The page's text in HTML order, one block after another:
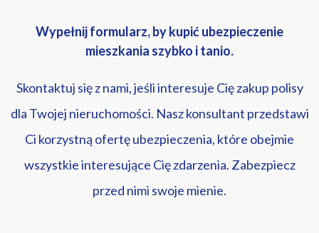
Wypełnij formularz, by kupić ubezpieczenie
mieszkania szybko i tanio.
Skontaktuj się z nami, jeśli interesuje Cię zakup polisy
dla Twojej nieruchomości. Nasz konsultant przedstawi
Ci korzystną ofertę ubezpieczenia, które obejmie
wszystkie interesujące Cię zdarzenia. Zabezpiecz
przed nimi swoje mienie.